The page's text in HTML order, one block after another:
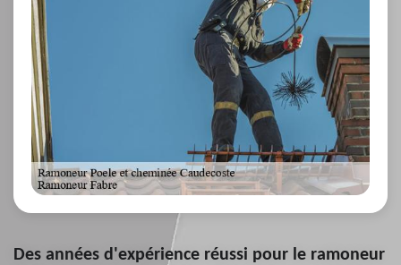
Des années d'expérience réussi pour le ramoneur